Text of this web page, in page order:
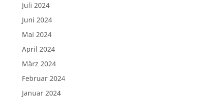
Juli 2024
Juni 2024
Mai 2024
April 2024
März 2024
Februar 2024
Januar 2024